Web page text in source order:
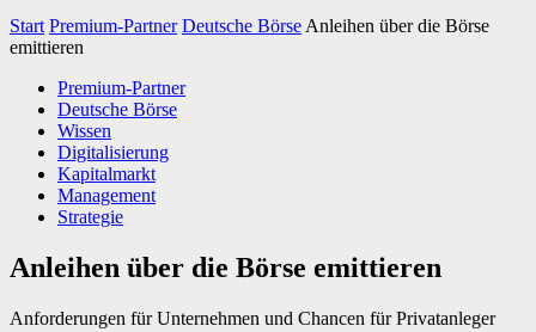
Start Premium-Partner Deutsche Börse Anleihen über die Börse
emittieren
Premium-Partner
Deutsche Börse
Wissen
Digitalisierung
Kapitalmarkt
Management
Strategie
Anleihen über die Börse emittieren
Anforderungen für Unternehmen und Chancen für Privatanleger